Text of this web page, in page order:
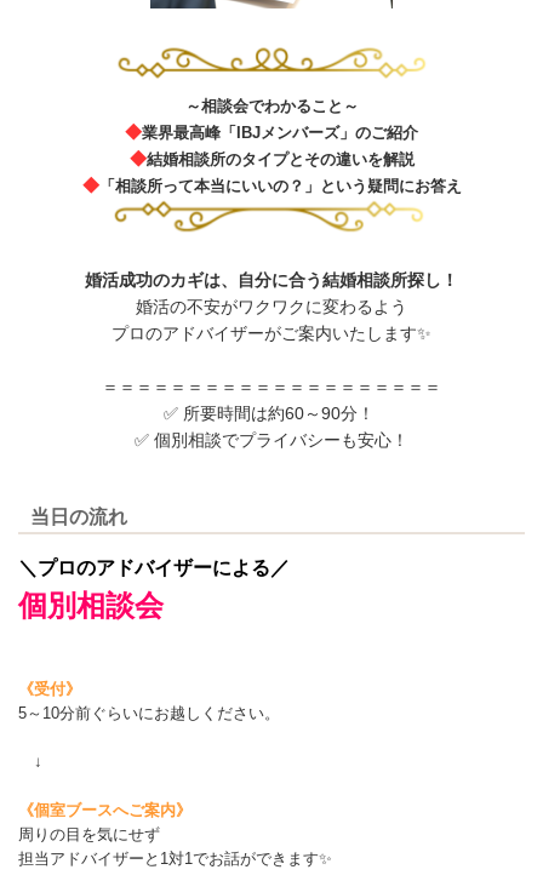
～相談会でわかること～
◆業界最高峰「IBJメンバーズ」のご紹介
◆結婚相談所のタイプとその違いを解説
◆「相談所って本当にいいの？」という疑問にお答え
婚活成功のカギは、自分に合う結婚相談所探し！
婚活の不安がワクワクに変わるよう
プロのアドバイザーがご案内いたします✨
＝＝＝＝＝＝＝＝＝＝＝＝＝＝＝＝＝＝＝＝
✅ 所要時間は約60～90分！
✅ 個別相談でプライバシーも安心！
当日の流れ
＼プロのアドバイザーによる／
個別相談会
《受付》
5～10分前ぐらいにお越しください。
↓
《個室ブースへご案内》
周りの目を気にせず
担当アドバイザーと1対1でお話ができます✨